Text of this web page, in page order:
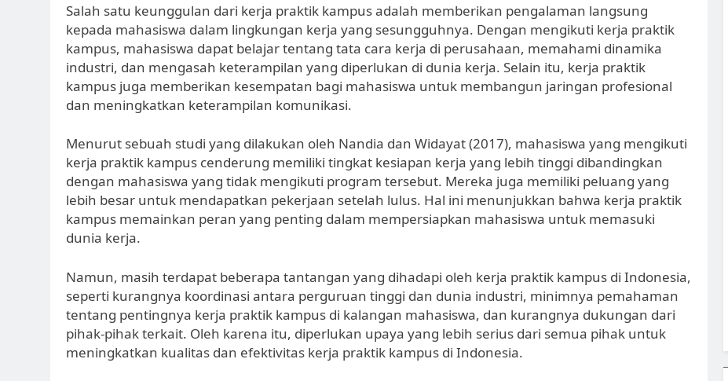
Salah satu keunggulan dari kerja praktik kampus adalah memberikan pengalaman langsung
kepada mahasiswa dalam lingkungan kerja yang sesungguhnya. Dengan mengikuti kerja praktik
kampus, mahasiswa dapat belajar tentang tata cara kerja di perusahaan, memahami dinamika
industri, dan mengasah keterampilan yang diperlukan di dunia kerja. Selain itu, kerja praktik
kampus juga memberikan kesempatan bagi mahasiswa untuk membangun jaringan profesional
dan meningkatkan keterampilan komunikasi.
Menurut sebuah studi yang dilakukan oleh Nandia dan Widayat (2017), mahasiswa yang mengikuti
kerja praktik kampus cenderung memiliki tingkat kesiapan kerja yang lebih tinggi dibandingkan
dengan mahasiswa yang tidak mengikuti program tersebut. Mereka juga memiliki peluang yang
lebih besar untuk mendapatkan pekerjaan setelah lulus. Hal ini menunjukkan bahwa kerja praktik
kampus memainkan peran yang penting dalam mempersiapkan mahasiswa untuk memasuki
dunia kerja.
Namun, masih terdapat beberapa tantangan yang dihadapi oleh kerja praktik kampus di Indonesia,
seperti kurangnya koordinasi antara perguruan tinggi dan dunia industri, minimnya pemahaman
tentang pentingnya kerja praktik kampus di kalangan mahasiswa, dan kurangnya dukungan dari
pihak-pihak terkait. Oleh karena itu, diperlukan upaya yang lebih serius dari semua pihak untuk
meningkatkan kualitas dan efektivitas kerja praktik kampus di Indonesia.